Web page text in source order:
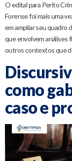
O edital para Perito
Forense foi mais uma
em ampliar seu quadro
que envolvem análises
outros contextos que
como
caso e